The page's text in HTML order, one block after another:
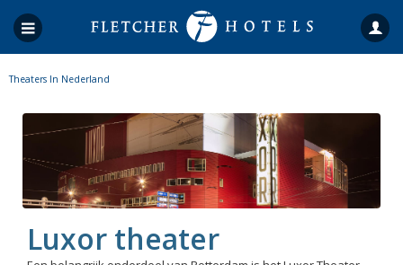
Theaters In Nederland
Luxor theater